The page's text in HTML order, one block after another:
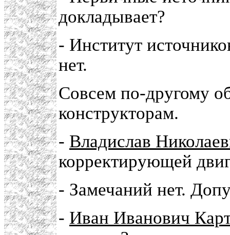
докладывает?
- Институт
нет.
Совсем по-другому
конструкторам.
- Владислав
корректирующей
- Замечаний нет.
- Иван Иванович